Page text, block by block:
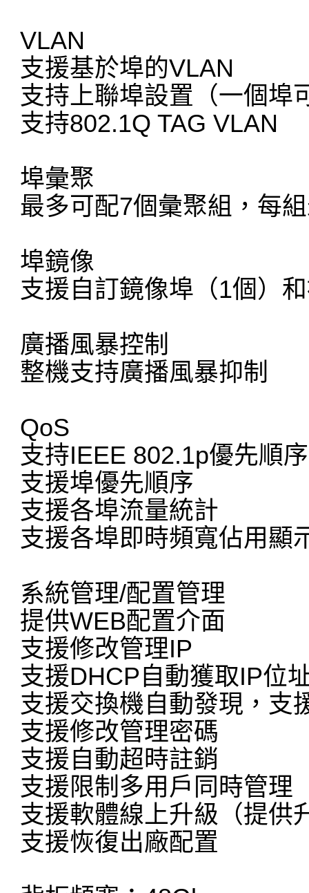
VLAN
支援基於埠的VLAN
支持上聯埠設置（一個埠
支持802.1Q TAG VLAN
埠彙聚
最多可配7個彙聚組，每
埠鏡像
支援自訂鏡像埠（1個）
廣播風暴控制
整機支持廣播風暴抑制
QoS
支持IEEE 802.1p優先順序
支援埠優先順序
支援各埠流量統計
支援各埠即時頻寬佔用顯
系統管理/配置管理
提供WEB配置介面
支援修改管理IP
支援DHCP自動獲取IP位
支援交換機自動發現，支
支援修改管理密碼
支援自動超時註銷
支援限制多用戶同時管理
支援軟體線上升級（提供
支援恢復出廠配置